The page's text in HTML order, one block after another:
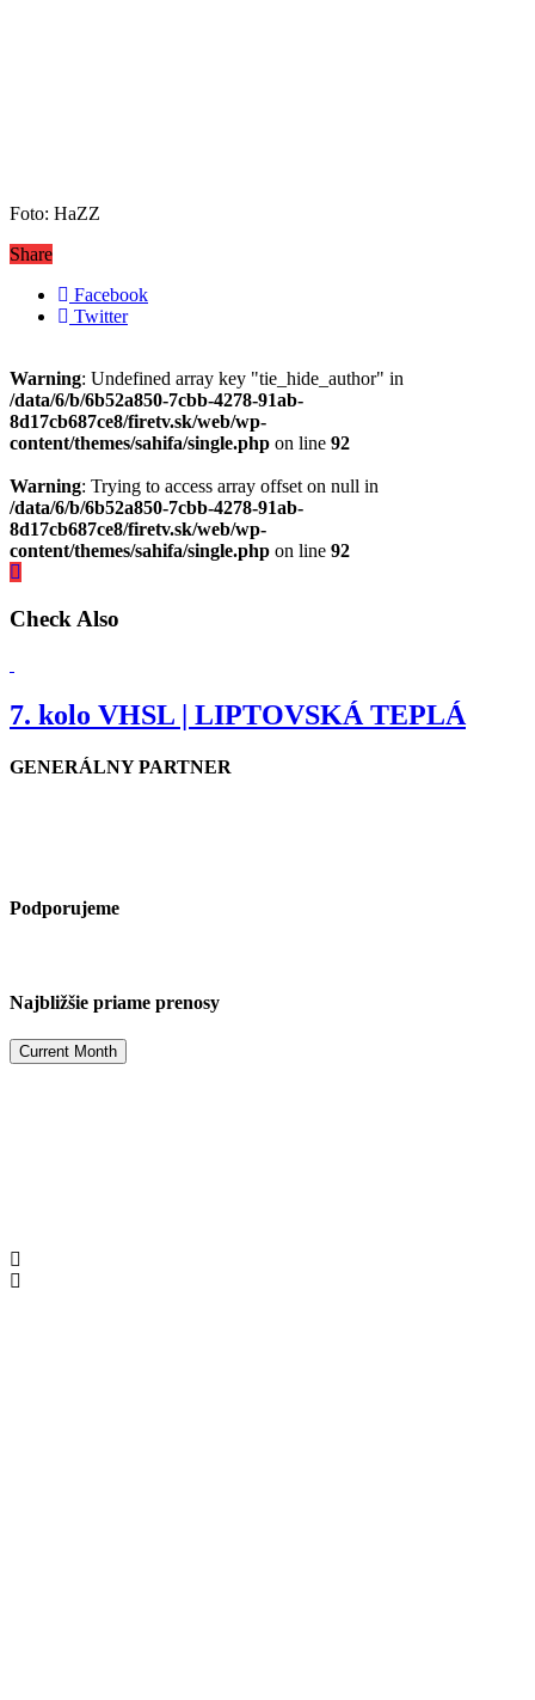
Foto: HaZZ
Share
Facebook
Twitter
Warning: Undefined array key "tie_hide_author" in
/data/6/b/6b52a850-7cbb-4278-91ab-
8d17cb687ce8/firetv.sk/web/wp-
content/themes/sahifa/single.php on line 92
Warning: Trying to access array offset on null in
/data/6/b/6b52a850-7cbb-4278-91ab-
8d17cb687ce8/firetv.sk/web/wp-
content/themes/sahifa/single.php on line 92
Check Also
7. kolo VHSL | LIPTOVSKÁ TEPLÁ
GENERÁLNY PARTNER
Podporujeme
Najbližšie priame prenosy
Current Month